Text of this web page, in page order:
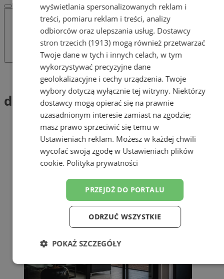
Tag: drzwi przesuwne
drzwi przesuwne (1)
wyświetlania spersonalizowanych reklam i
treści, pomiaru reklam i treści, analizy
odbiorców oraz ulepszania usług. Dostawcy
stron trzecich (1913)mogą również przetwarzać
Twoje dane w tych i innych celach, w tym
wykorzystywać precyzyjne dane
geolokalizacyjne i cechy urządzenia. Twoje
wybory dotyczą wyłącznie tej witryny. Niektórzy
dostawcy mogą opierać się na prawnie
uzasadnionym interesie zamiast na zgodzie;
masz prawo sprzeciwić się temu w
Ustawieniach reklam. Możesz w każdej chwili
wycofać swoją zgodę w Ustawieniach plików
cookie. Polityka prywatności
PRZEJDŹ DO PORTALU
ODRZUĆ WSZYSTKIE
POKAŻ SZCZEGÓŁY
Niezbędne Wydajność Targetowanie